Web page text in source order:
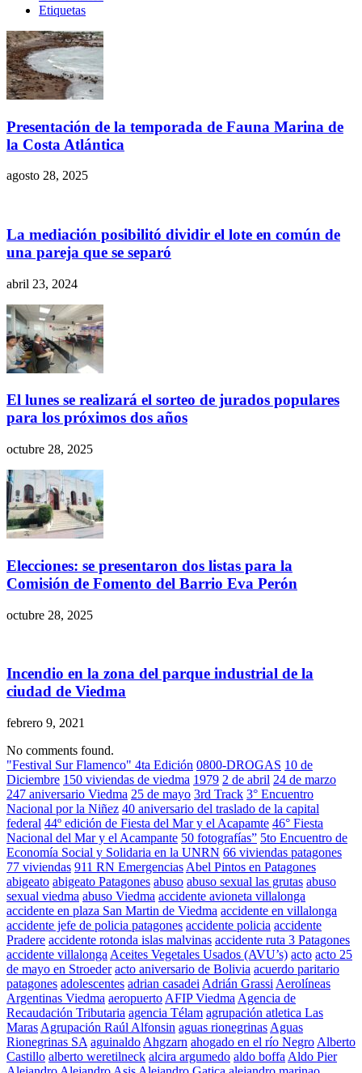
Etiquetas
Presentación de la temporada de Fauna Marina de
la Costa Atlántica
agosto 28, 2025
La mediación posibilitó dividir el lote en común de
una pareja que se separó
abril 23, 2024
El lunes se realizará el sorteo de jurados populares
para los próximos dos años
octubre 28, 2025
Elecciones: se presentaron dos listas para la
Comisión de Fomento del Barrio Eva Perón
octubre 28, 2025
Incendio en la zona del parque industrial de la
ciudad de Viedma
febrero 9, 2021
No comments found.
"Festival Sur Flamenco" 4ta Edición 0800-DROGAS 10 de
Diciembre 150 viviendas de viedma 1979 2 de abril 24 de marzo
247 aniversario Viedma 25 de mayo 3rd Track 3° Encuentro
Nacional por la Niñez 40 aniversario del traslado de la capital
federal 44º edición de Fiesta del Mar y el Acapamte 46° Fiesta
Nacional del Mar y el Acampante 50 fotografías” 5to Encuentro de
Economía Social y Solidaria en la UNRN 66 viviendas patagones
77 viviendas 911 RN Emergencias Abel Pintos en Patagones
abigeato abigeato Patagones abuso abuso sexual las grutas abuso
sexual viedma abuso Viedma accidente avioneta villalonga
accidente en plaza San Martin de Viedma accidente en villalonga
accidente jefe de policia patagones accidente policia accidente
Pradere accidente rotonda islas malvinas accidente ruta 3 Patagones
accidente villalonga Aceites Vegetales Usados (AVU’s) acto acto 25
de mayo en Stroeder acto aniversario de Bolivia acuerdo paritario
patagones adolescentes adrian casadei Adrián Grassi Aerolíneas
Argentinas Viedma aeropuerto AFIP Viedma Agencia de
Recaudación Tributaria agencia Télam agrupación atletica Las
Maras Agrupación Raúl Alfonsin aguas rionegrinas Aguas
Rionegrinas SA aguinaldo Ahgzarn ahogado en el río Negro Alberto
Castillo alberto weretilneck alcira argumedo aldo boffa Aldo Pier